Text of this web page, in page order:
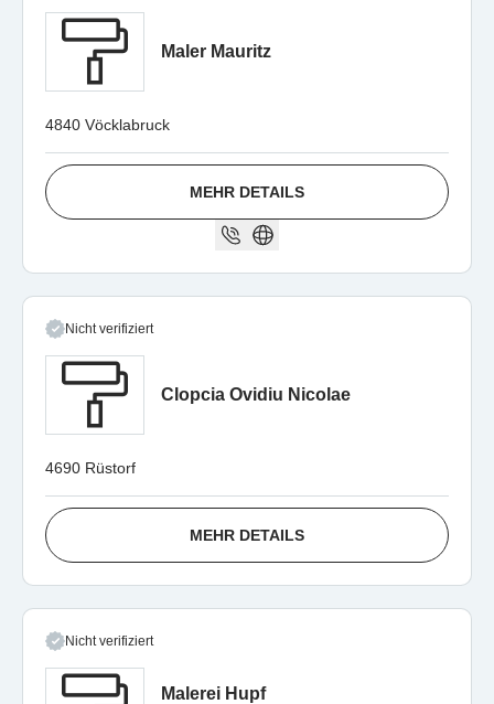
Maler Mauritz
4840 Vöcklabruck
MEHR DETAILS
Nicht verifiziert
Clopcia Ovidiu Nicolae
4690 Rüstorf
MEHR DETAILS
Nicht verifiziert
Malerei Hupf